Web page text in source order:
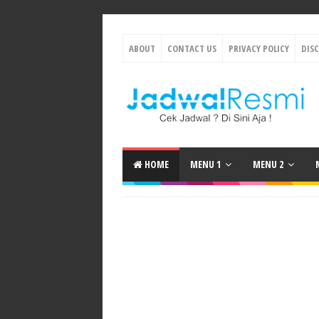
ABOUT CONTACT US PRIVACY POLICY
HOME MENU 1 MENU 2